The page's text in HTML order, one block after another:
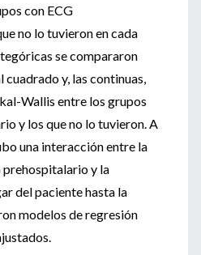
con ECG
no lo tuvieron en cada
se compararon
cuadrado y, las continuas,
Wallis entre los grupos
y los que no lo tuvieron. A
una interacción entre la
prehospitalario y la
del paciente hasta la
modelos de regresión